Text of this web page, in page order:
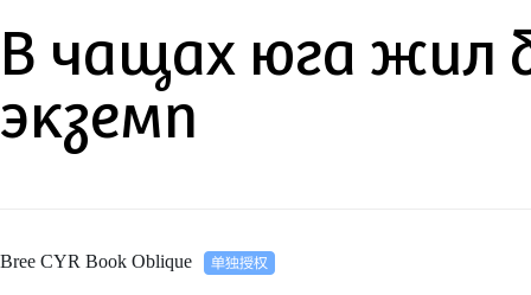
В чащах юга жил
экземп
Bree CYR Book Oblique